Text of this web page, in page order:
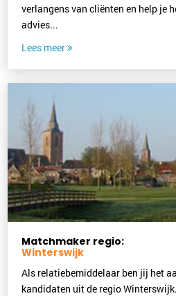
verlangens van cliënten en help je
advies...
Lees meer
Matchmaker regio:
Winterswijk
Als relatiebemiddelaar ben jij het
kandidaten uit de regio